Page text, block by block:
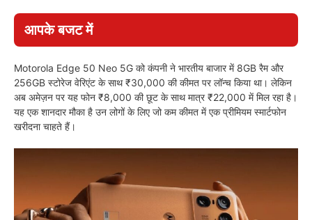
आपके बजट में
Motorola Edge 50 Neo 5G को कंपनी ने भारतीय बाजार में 8GB रैम और
256GB स्टोरेज वेरिएंट के साथ ₹30,000 की कीमत पर लॉन्च किया था। लेकिन
अब अमेज़न पर यह फोन ₹8,000 की छूट के साथ मात्र ₹22,000 में मिल रहा है।
यह एक शानदार मौका है उन लोगों के लिए जो कम कीमत में एक प्रीमियम स्मार्टफोन
खरीदना चाहते हैं।